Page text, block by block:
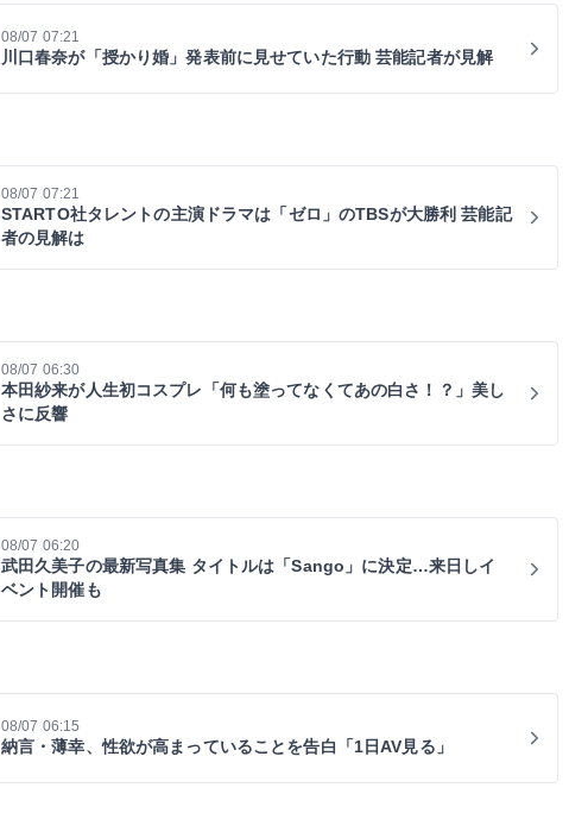
08/07 07:21
川口春奈が「授かり婚」発表前に見せていた行動 芸能記者が見解
08/07 07:21
STARTO社タレントの主演ドラマは「ゼロ」のTBSが大勝利 芸能記
者の見解は
08/07 06:30
本田紗来が人生初コスプレ「何も塗ってなくてあの白さ！？」美し
さに反響
08/07 06:20
武田久美子の最新写真集 タイトルは「Sango」に決定…来日しイ
ベント開催も
08/07 06:15
納言・薄幸、性欲が高まっていることを告白「1日AV見る」